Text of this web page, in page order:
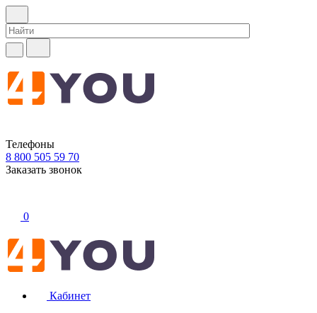
Телефоны
8 800 505 59 70
Заказать звонок
0
Кабинет